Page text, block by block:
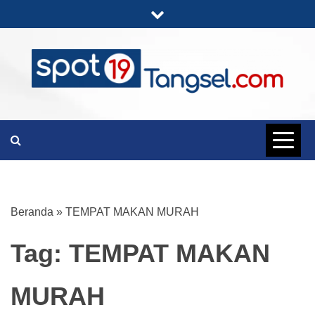
to
content
SPOT19
Beranda » TEMPAT MAKAN MURAH
Tag: TEMPAT MAKAN
MURAH